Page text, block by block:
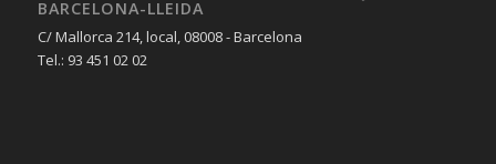
BARCELONA-LLEIDA
C/ Mallorca 214, local, 08008 - Barcelona
Tel.: 93 451 02 02